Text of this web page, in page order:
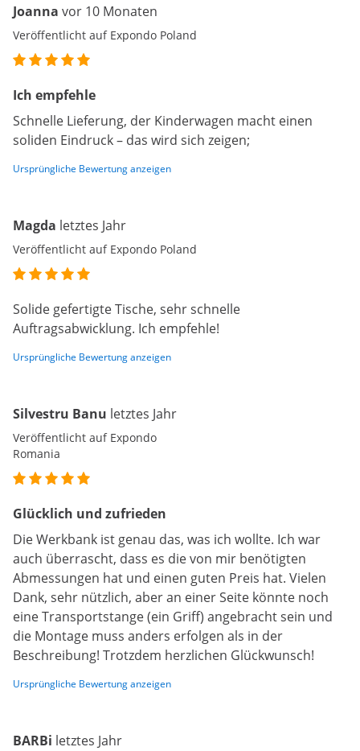
Joanna vor 10 Monaten
Veröffentlicht auf Expondo Poland
Ich empfehle
Schnelle Lieferung, der Kinderwagen macht einen
soliden Eindruck – das wird sich zeigen;
Ursprüngliche Bewertung anzeigen
Magda letztes Jahr
Veröffentlicht auf Expondo Poland
Solide gefertigte Tische, sehr schnelle
Auftragsabwicklung. Ich empfehle!
Ursprüngliche Bewertung anzeigen
Silvestru Banu letztes Jahr
Veröffentlicht auf Expondo
Romania
Glücklich und zufrieden
Die Werkbank ist genau das, was ich wollte. Ich war
auch überrascht, dass es die von mir benötigten
Abmessungen hat und einen guten Preis hat. Vielen
Dank, sehr nützlich, aber an einer Seite könnte noch
eine Transportstange (ein Griff) angebracht sein und
die Montage muss anders erfolgen als in der
Beschreibung! Trotzdem herzlichen Glückwunsch!
Ursprüngliche Bewertung anzeigen
BARBi letztes Jahr